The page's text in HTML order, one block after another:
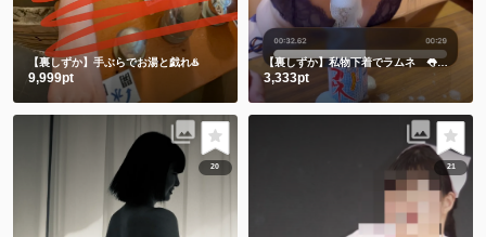
【裏しずか】手ぶらでお湯と戯れ♨️
9,999pt
【裏しずか】私物下着でラムネ 👅舌でお迎え👅
3,333pt
20 21